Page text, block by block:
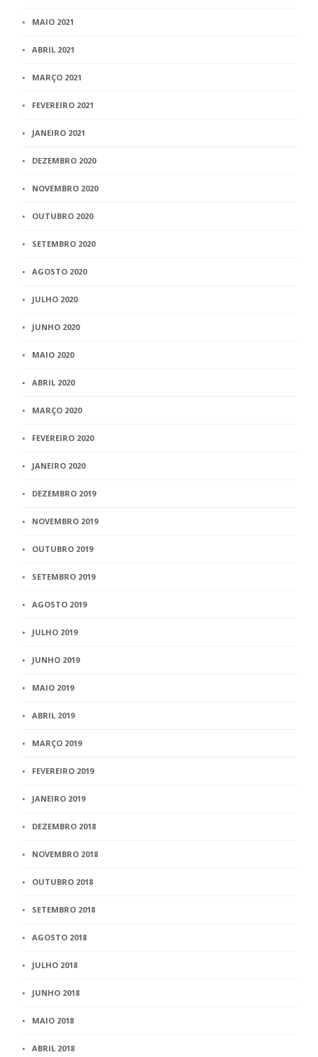
MAIO 2021
ABRIL 2021
MARÇO 2021
FEVEREIRO 2021
JANEIRO 2021
DEZEMBRO 2020
NOVEMBRO 2020
OUTUBRO 2020
SETEMBRO 2020
AGOSTO 2020
JULHO 2020
JUNHO 2020
MAIO 2020
ABRIL 2020
MARÇO 2020
FEVEREIRO 2020
JANEIRO 2020
DEZEMBRO 2019
NOVEMBRO 2019
OUTUBRO 2019
SETEMBRO 2019
AGOSTO 2019
JULHO 2019
JUNHO 2019
MAIO 2019
ABRIL 2019
MARÇO 2019
FEVEREIRO 2019
JANEIRO 2019
DEZEMBRO 2018
NOVEMBRO 2018
OUTUBRO 2018
SETEMBRO 2018
AGOSTO 2018
JULHO 2018
JUNHO 2018
MAIO 2018
ABRIL 2018